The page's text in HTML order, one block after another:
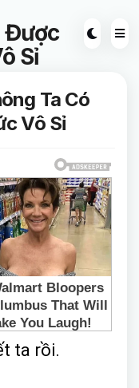
Được
Sỉ
Ta Có
Vô Sỉ
ta rồi.